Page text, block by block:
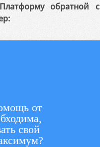
обратной
от
свой